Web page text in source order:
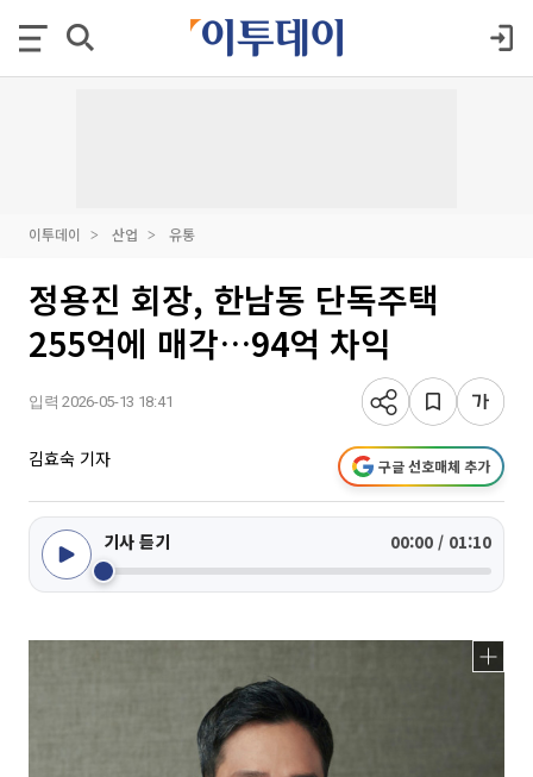
이투데이 산업 유통
정용진 회장, 한남동 단독주택
255억에 매각…94억 차익
입력 2026-05-13 18:41
김효숙 기자 구글 선호매체 추가
기사 듣기 00:00 / 01:10